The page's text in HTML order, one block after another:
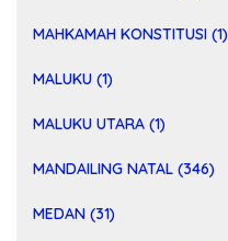
MAHKAMAH KONSTITUSI (1)
MALUKU (1)
MALUKU UTARA (1)
MANDAILING NATAL (346)
MEDAN (31)